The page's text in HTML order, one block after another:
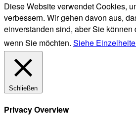
Diese Website verwendet Cookies,
verbessern. Wir gehen davon aus,
einverstanden sind, aber Sie können
wenn Sie möchten. Siehe
Schließen
Privacy Overview